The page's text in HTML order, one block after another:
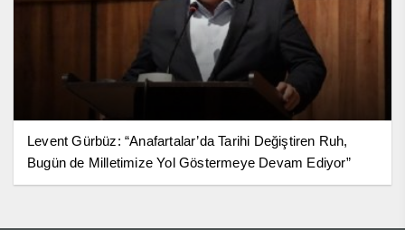
Levent Gürbüz: “Anafartalar’da Tarihi Değiştiren Ruh,
Bugün de Milletimize Yol Göstermeye Devam Ediyor”